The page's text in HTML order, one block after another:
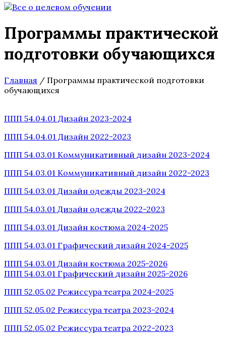
Программы практической
подготовки обучающихся
Главная / Программы практической подготовки
обучающихся
ППП 54.04.01 Дизайн 2023-2024
ППП 54.04.01 Дизайн 2022-2023
ППП 54.03.01 Коммуникативный дизайн 2023-2024
ППП 54.03.01 Коммуникативный дизайн 2022-2023
ППП 54.03.01 Дизайн одежды 2023-2024
ППП 54.03.01 Дизайн одежды 2022-2023
ППП 54.03.01 Дизайн костюма 2024-2025
ППП 54.03.01 Графический дизайн 2024-2025
ППП 54.03.01 Дизайн костюма 2025-2026
ППП 54.03.01 Графический дизайн 2025-2026
ППП 52.05.02 Режиссура театра 2024-2025
ППП 52.05.02 Режиссура театра 2023-2024
ППП 52.05.02 Режиссура театра 2022-2023